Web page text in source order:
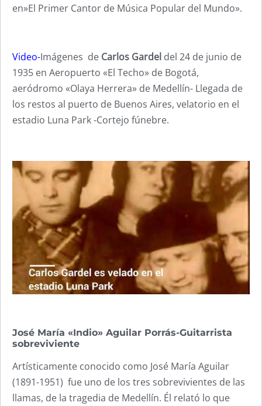
en»El Primer Cantor de Música Popular del Mundo».
Video-Imágenes de Carlos Gardel del 24 de junio de
1935 en Aeropuerto «El Techo» de Bogotá,
aeródromo «Olaya Herrera» de Medellín- Llegada de
los restos al puerto de Buenos Aires, velatorio en el
estadio Luna Park -Cortejo fúnebre.
José María «Indio» Aguilar Porrás-Guitarrista
sobreviviente
Artísticamente conocido como José María Aguilar
(1891-1951) fue uno de los tres sobrevivientes de las
llamas, de la tragedia de Medellín. Él relató lo que